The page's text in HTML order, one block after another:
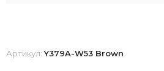
Артикул:Y379A-W53 Brown